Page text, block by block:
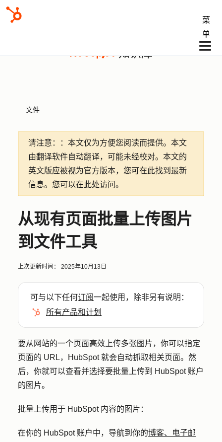
菜
单
知识库
文件
请注意： ：本文仅为方便您阅读而提供。 本文
由翻译软件自动翻译，可能未经校对。本文的
英文版应被视为官方版本，您可在此找到最新
信息。您可以在此处访问。
从现有页面批量上传图片
到文件工具
上次更新时间： 2025年10月13日
可与以下任何订阅一起使用，除非另有说明：
所有产品和计划
要从网站的一个页面高效上传多张图片，你可以指定
页面的 URL，HubSpot 就会自动抓取相关页面。然
后，你就可以查看并选择要批量上传到 HubSpot 账户
的图片。
批量上传用于 HubSpot 内容的图片：
在你的 HubSpot 账户中，导航到你的博客、电子邮